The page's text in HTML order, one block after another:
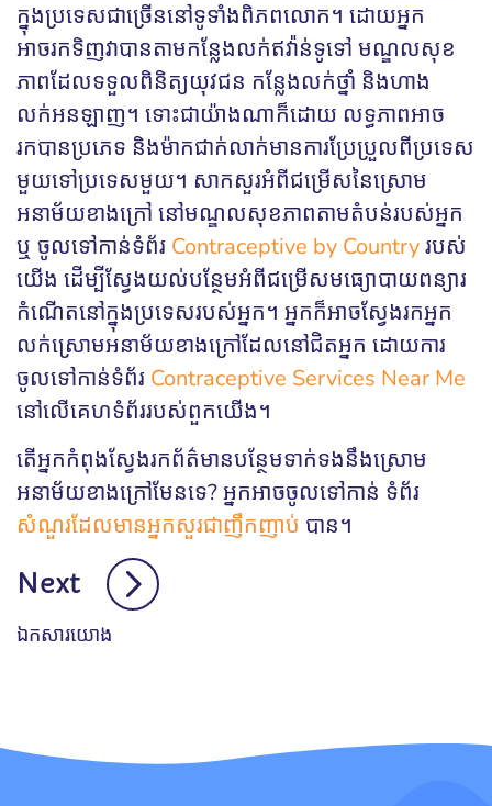
ក្នុងប្រទេសជាច្រើននៅទូទាំងពិភពលោក។ ដោយអ្នក
អាចរកទិញវាបានតាមកន្លែងលក់ឥវ៉ាន់ទូទៅ មណ្ឌលសុខ
ភាពដែលទទួលពិនិត្យយុវជន កន្លែងលក់ថ្នាំ និងហាង
លក់អនឡាញ។ ទោះជាយ៉ាងណាក៏ដោយ លទ្ធភាពអាច
រកបានប្រភេទ និងម៉ាកជាក់លាក់មានការប្រែប្រួលពីប្រទេស
មួយទៅប្រទេសមួយ។ សាកសួរអំពីជម្រើសនៃស្រោម
អនាម័យខាងក្រៅ នៅមណ្ឌលសុខភាពតាមតំបន់របស់អ្នក
ឬ ចូលទៅកាន់ទំព័រ Contraceptive by Countryរបស់
យើង ដើម្បីស្វែងយល់បន្ថែមអំពីជម្រើសមធ្យោបាយពន្យារ
កំណើតនៅក្នុងប្រទេសរបស់អ្នក។ អ្នកក៏អាចស្វែងរកអ្នក
លក់ស្រោមអនាម័យខាងក្រៅដែលនៅជិតអ្នក ដោយការ
ចូលទៅកាន់ទំព័រ Contraceptive Services Near Me
នៅលើគេហទំព័ររបស់ពួកយើង។
តើអ្នកកំពុងស្វែងរកព័ត៌មានបន្ថែមទាក់ទងនឹងស្រោម
អនាម័យខាងក្រៅមែនទេ? អ្នកអាចចូលទៅកាន់ ទំព័រ
សំណួរដែលមានអ្នកសួរជាញឹកញាប់ បាន។
Next
ឯកសារយោង